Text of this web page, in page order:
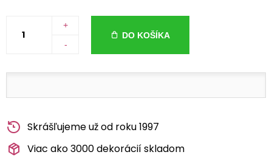
+
-
DO KOŠÍKA
Skrášľujeme už od roku 1997
Viac ako 3000 dekorácií skladom